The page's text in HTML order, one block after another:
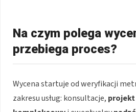
Na czym polega
przebiega proces?
Wycena startuje od weryfikacji
zakresu usług: konsultacje,